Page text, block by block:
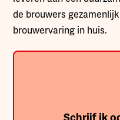
de brouwers
brouwervaring in huis.